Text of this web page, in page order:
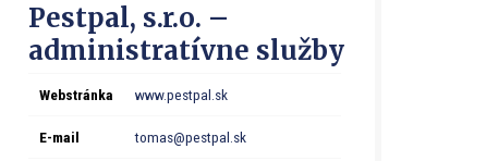
Pestpal, s.r.o. –
administratívne služby
Webstránka www.pestpal.sk
E-mail tomas@pestpal.sk